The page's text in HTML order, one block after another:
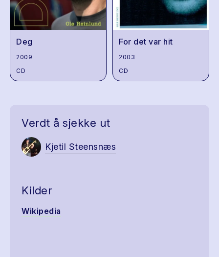
Deg
2009
CD
For det var hit
2003
CD
Verdt å sjekke ut
Kjetil Steensnæs
Kilder
Wikipedia